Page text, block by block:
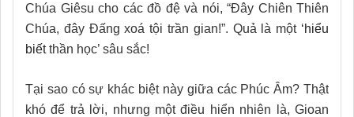
Chúa Giêsu cho các đồ đệ và nói, “Đây Chiên Thiên
Chúa, đây Đấng xoá tội trần gian!”. Quả là một ‘hiểu
biếtthần học’ sâu sắc!
Tại sao có sự khác biệt này giữa các Phúc Âm? Thật
khó để trả lời, nhưng một điều hiển nhiên là, Gioan